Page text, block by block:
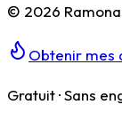
© 2026
Obtenir mes
Gratuit · Sans